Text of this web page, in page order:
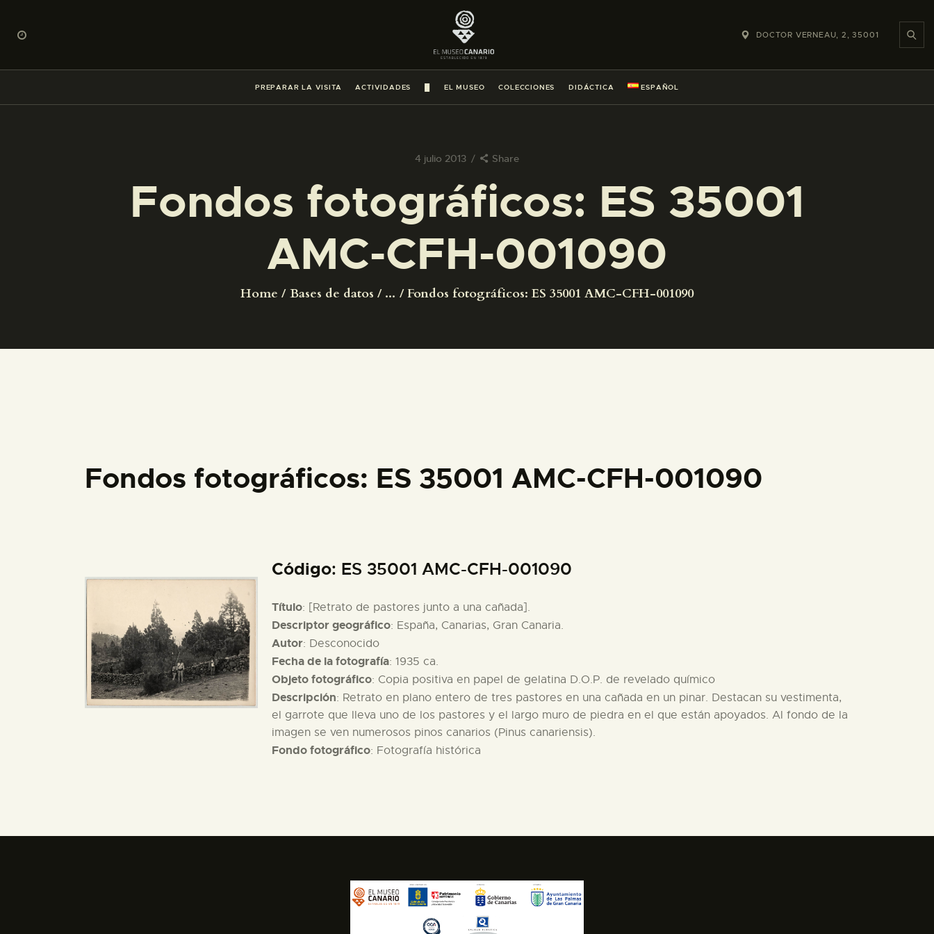
DOCTOR VERNEAU, 2, 35001
PREPARAR LA VISITA ACTIVIDADES EL MUSEO COLECCIONES DIDÁCTICA ESPAÑOL
4 julio 2013 Share
Fondos fotográficos: ES 35001
AMC-CFH-001090
Home Bases de datos ... Fondos fotográficos: ES 35001 AMC-CFH-001090
PREPARAR LA VISITA
ACTIVIDADES
█
COLECCIONES
DIDÁCTICA
ESPAÑOL
Fondos fotográficos: ES 35001 AMC-CFH-001090
Código: ES 35001 AMC-CFH-001090
Título: [Retrato de pastores junto a una cañada].
Descriptor geográfico: España, Canarias, Gran Canaria.
Autor: Desconocido
Fecha de la fotografía: 1935 ca.
Objeto fotográfico: Copia positiva en papel de gelatina D.O.P. de revelado químico
Descripción: Retrato en plano entero de tres pastores en una cañada en un pinar. Destacan su vestimenta,
el garrote que lleva uno de los pastores y el largo muro de piedra en el que están apoyados. Al fondo de la
imagen se ven numerosos pinos canarios (Pinus canariensis).
Fondo fotográfico: Fotografía histórica